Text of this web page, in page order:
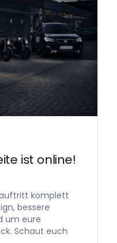
ist online!
komplett
bessere
um eure
Schaut euch